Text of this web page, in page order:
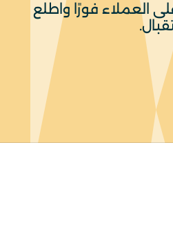
العملاء فورًا واطلع